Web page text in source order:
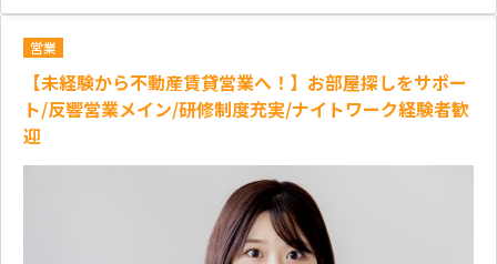
営業
【未経験から不動産賃貸営業へ！】お部屋探しをサポー
ト/反響営業メイン/研修制度充実/ナイトワーク経験者歓
迎